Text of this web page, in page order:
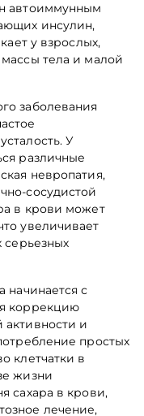
автоиммунным
инсулин,
у взрослых,
тела и малой
заболевания
У
различные
невропатия,
сосудистой
в крови может
увеличивает
серьезных
начинается с
коррекцию
и
простых
клетчатки в
жизни
сахара в крови,
лечение,